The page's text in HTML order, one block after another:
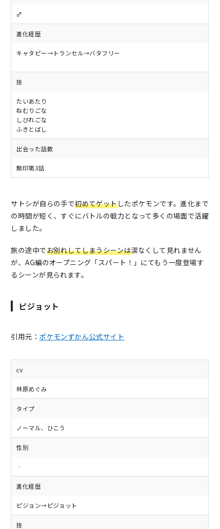
♂
進化経歴
キャタピー→トランセル→バタフリー
技
たいあたり
ねむりごな
しびれごな
ふきとばし
出会った話数
無印第3話
サトシが自らの手で初めてゲットしたポケモンです。進化まで
の時間が短く、すぐにバトルの戦力となって多くの場面で活躍
しました。
旅の途中でお別れしてしまうシーンは涙なくして見れません
が、AG編のオープニング「スパート！」にてもう一度登場す
るシーンが見られます。
ピジョット
引用元：ポケモンずかん公式サイト
cv
林原めぐみ
タイプ
ノーマル、ひこう
性別
‐
進化経歴
ピジョン→ピジョット
技